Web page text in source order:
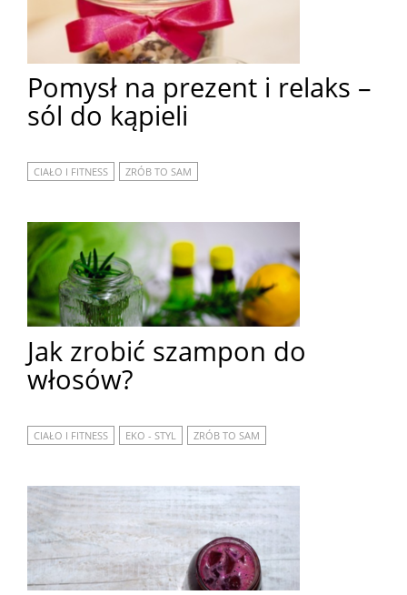
Pomysł na prezent i relaks –
sól do kąpieli
CIAŁO I FITNESS ZRÓB TO SAM
Jak zrobić szampon do
włosów?
CIAŁO I FITNESS EKO - STYL ZRÓB TO SAM